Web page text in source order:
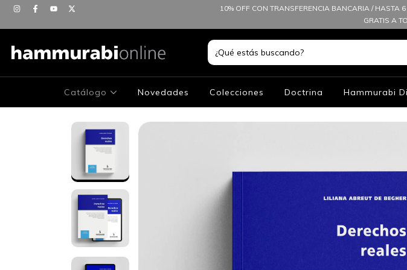
10% OFF CON TRANSFERENCIA BANCARIA / HASTA
GRATIS A
Catálogo Novedades Colecciones Doctrina Hammurabi